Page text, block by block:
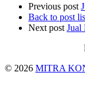
Previous post
Back to post
Next post Jual
© 2026 MITRA